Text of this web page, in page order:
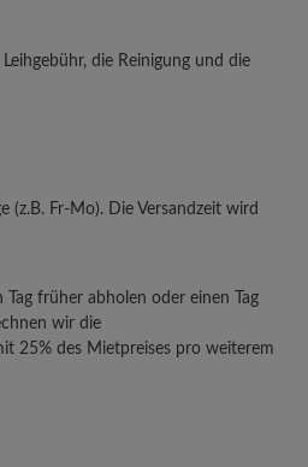
die Reinigung und die
(z.B. Fr-Mo). Die Versandzeit wird
früher abholen oder einen Tag
wir die
25% des Mietpreises pro weiterem